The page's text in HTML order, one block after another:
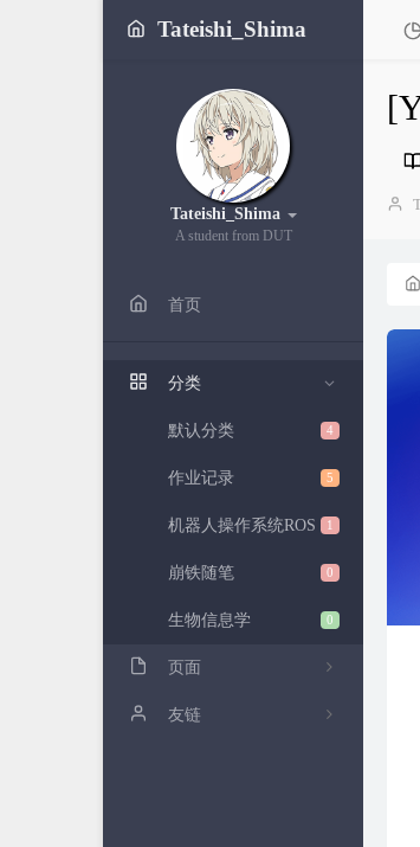
Tateishi_Shima
Tateishi_Shima
A student from DUT
首页
分类
4
默认分类
5
作业记录
1
机器人操作系统ROS
0
崩铁随笔
0
生物信息学
页面
关于我
友链